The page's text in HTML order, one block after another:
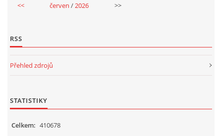
<< červen / 2026 >>
RSS
Přehled zdrojů
STATISTIKY
Celkem: 410678